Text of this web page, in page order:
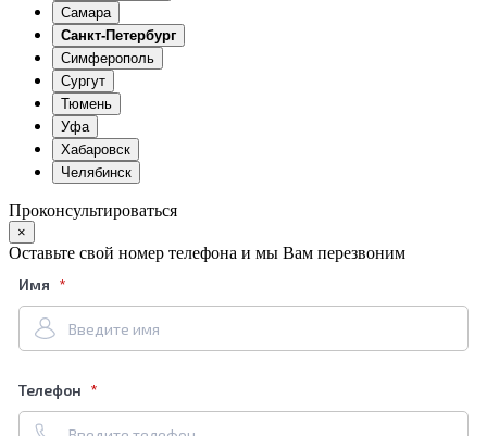
Самара
Санкт-Петербург
Симферополь
Сургут
Тюмень
Уфа
Хабаровск
Челябинск
Проконсультироваться
×
Оставьте свой номер телефона и мы Вам перезвоним
Имя
Телефон